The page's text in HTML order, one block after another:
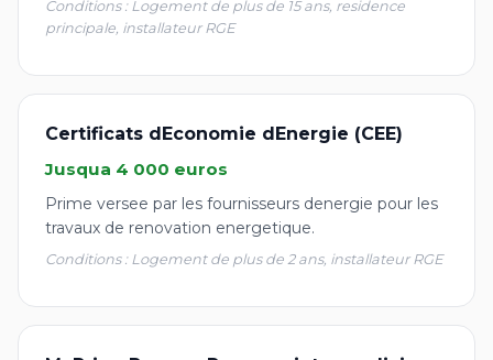
Conditions : Logement de plus de 15 ans, residence
principale, installateur RGE
Certificats dEconomie dEnergie (CEE)
Jusqua 4 000 euros
Prime versee par les fournisseurs denergie pour les
travaux de renovation energetique.
Conditions : Logement de plus de 2 ans, installateur RGE